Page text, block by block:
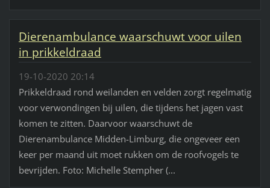
Dierenambulance waarschuwt voor uilen
in prikkeldraad
19-10-2020 20:14
Prikkeldraad rond weilanden en velden zorgt regelmatig
voor verwondingen bij uilen, die tijdens het jagen vast
komen te zitten. Daarvoor waarschuwt de
Dierenambulance Midden-Limburg, die ongeveer een
keer per maand uit moet rukken om de roofvogels te
bevrijden. Foto: Michelle Stempher (...